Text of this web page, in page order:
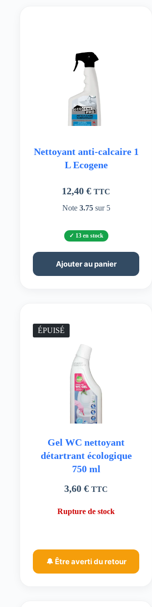
Nettoyant anti-calcaire 1
L Ecogene
12,40€ TTC
Note 3.75sur 5
13 en stock
Ajouter au panier
ÉPUISÉ
Gel WC nettoyant
détartrant écologique
750 ml
3,60€ TTC
Rupture de stock
🔔 Être averti du retour